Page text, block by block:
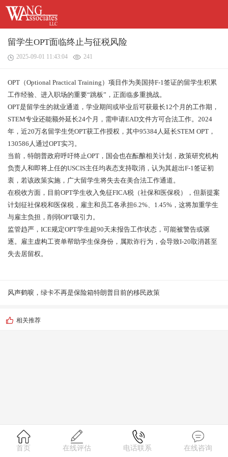
留学生OPT面临终止与征税风险
2025-09-01 11:43:04 241
OPT（Optional Practical Training）项目作为美国持F-1签证的留学生积累
工作经验、进入职场的重要“跳板”，正面临多重挑战。
OPT是留学生的就业通道，学业期间或毕业后可获最长12个月的工作期，
STEM专业还能额外延长24个月，需申请EAD文件方可合法工作。2024
年，近20万名留学生凭OPT获工作授权，其中95384人延长STEM OPT，
130586人通过OPT实习。
当前，特朗普政府呼吁终止OPT，国会也在酝酿相关计划，政策研究机构
负责人和即将上任的USCIS主任均表态支持取消，认为其超出F-1签证初
衷，若该政策实施，广大留学生将失去在美合法工作通道。
在税收方面，目前OPT学生收入免征FICA税（社保和医保税），但新提案
计划征社保税和医保税，雇主和员工各承担6.2%、1.45%，这将加重学生
与雇主负担，削弱OPT吸引力。
监管趋严，ICE规定OPT学生超90天未报告工作状态，可能被警告或驱
逐。雇主虚构工资单帮助学生保身份，属欺诈行为，会导致I-20取消甚至
失去居留权。
风声鹤唳，绿卡不再是保险箱特朗普目前的移民政策
相关推荐
首页 在线评估 电话联系 在线咨询